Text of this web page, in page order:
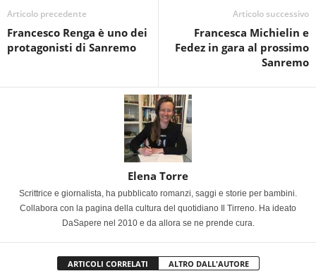
Articolo precedente
Francesco Renga è uno dei
protagonisti di Sanremo
Articolo successivo
Francesca Michielin e
Fedez in gara al prossimo
Sanremo
Elena Torre
Scrittrice e giornalista, ha pubblicato romanzi, saggi e storie per bambini.
Collabora con la pagina della cultura del quotidiano Il Tirreno. Ha ideato
DaSapere nel 2010 e da allora se ne prende cura.
ARTICOLI CORRELATI ALTRO DALL'AUTORE